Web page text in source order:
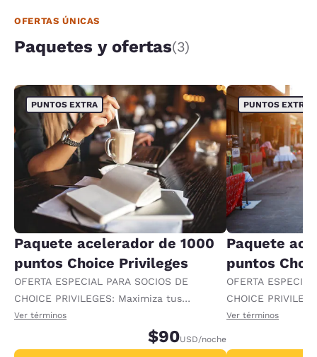
OFERTAS ÚNICAS
Paquetes y ofertas(3)
PUNTOS EXTRA
Paquete acelerador de 1000
puntos Choice Privileges
OFERTA ESPECIAL PARA SOCIOS DE
CHOICE PRIVILEGES: Maximiza tus
recompensas al recibir 1000 puntos
Ver términos
$90USD/noche
PUNTOS EXTRA
Paquete
puntos
OFERTA
CHOICE
recompensas al
Ver términos